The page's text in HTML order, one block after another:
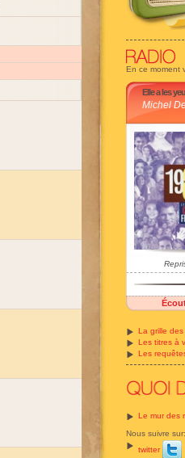
En ce moment
Elle a les
Michel
La grille
Les titres à
Les
Le mur des
Nous suivre sur:
twitter